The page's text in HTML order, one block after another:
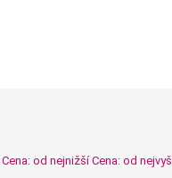
Cena: od nejnižšíCena: od